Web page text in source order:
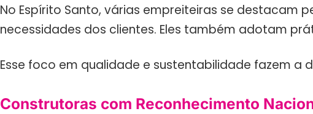
No Espírito Santo, várias empreiteiras se destacam
necessidades dos clientes. Eles também adotam
Esse foco em qualidade e sustentabilidade fazem
Construtoras com Reconhecimento